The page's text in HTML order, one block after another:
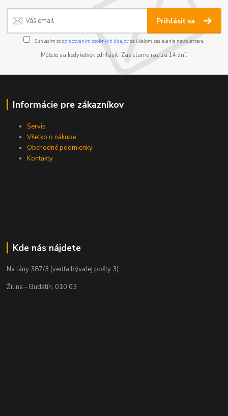
Prihlásiť sa
Súhlasím sospracovaním osobných údajov za účelom zasielania newslettera.
Môžete sa kedykoľvek odhlásiť. Zasielame raz za 14 dní.
Informácie pre zákazníkov
Servis
Všetko o nákupe
Obchodné podmienky
Kontakty
Kde nás nájdete
Na lány 387/3 (vedľa bývalej pošty 3)
Žilina - Budatín, 010 03